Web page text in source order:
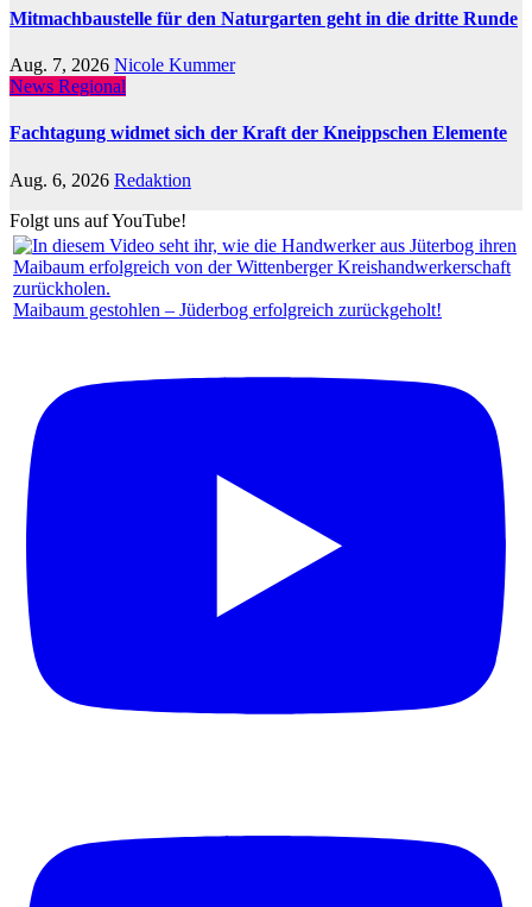
Mitmachbaustelle für den Naturgarten geht in die dritte Runde
Aug. 7, 2026 Nicole Kummer
News Regional
Fachtagung widmet sich der Kraft der Kneippschen Elemente
Aug. 6, 2026 Redaktion
Folgt uns auf YouTube!
Maibaum gestohlen – Jüderbog erfolgreich zurückgeholt!